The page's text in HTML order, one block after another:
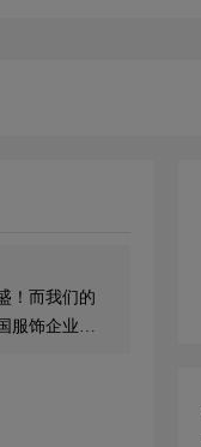
！而我们的
服饰企业逐